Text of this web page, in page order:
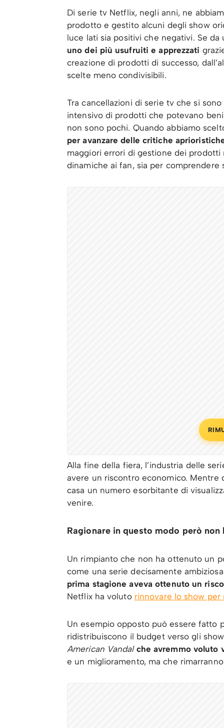
Di serie tv Netflix, negli anni, ne
prodotto e gestito alcuni degli show
luce lati sia positivi che negativi. Se
uno dei più usufruiti e apprezzati
creazione di prodotti di successo,
scelte meno condivisibili.
Tra cancellazioni di serie tv che si
intensivo di prodotti che potevano
non sono pochi. Quando abbiamo
per avanzare delle critiche
maggiori errori di gestione dei
dinamiche ai fan, sia per
Alla fine della fiera, l’industria delle
avere un riscontro economico. Mentre
casa un numero esorbitante di
venire.
Ragionare in questo modo però
Un rimpianto che non ha ottenuto un
come una serie decisamente
prima stagione aveva ottenuto un
Netflix ha voluto rinnovare lo show per
Un esempio opposto può essere fatto
ridistribuiscono il budget verso gli
American Vandal che avremmo voluto
e un miglioramento, ma che